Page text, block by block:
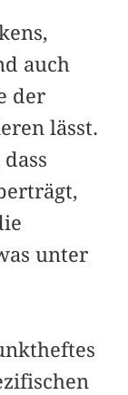
auch
der
lässt.
unter